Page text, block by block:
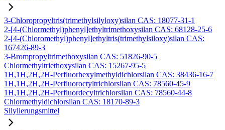
3-Chloropropyltris(trimethylsilyloxy)silan CAS: 18077-31-1
2-[4-(Chlormethyl)phenyl]ethyltrimethoxysilan CAS: 68128-25-6
2-[4-(Chloromethyl)phenyl]ethyltris(trimethylsiloxy)silan CAS:
167426-89-3
3-Brompropyltrimethoxysilan CAS: 51826-90-5
Chlormethyltriethoxysilan CAS: 15267-95-5
1H,1H,2H,2H-Perfluorhexylmethyldichlorsilan CAS: 38436-16-7
1H,1H,2H,2H-Perfluoroctyltrichlorsilan CAS: 78560-45-9
1H,1H,2H,2H-Perfluordecyltrichlorsilan CAS: 78560-44-8
Chlormethyldichlorsilan CAS: 18170-89-3
Silylierungsmittel